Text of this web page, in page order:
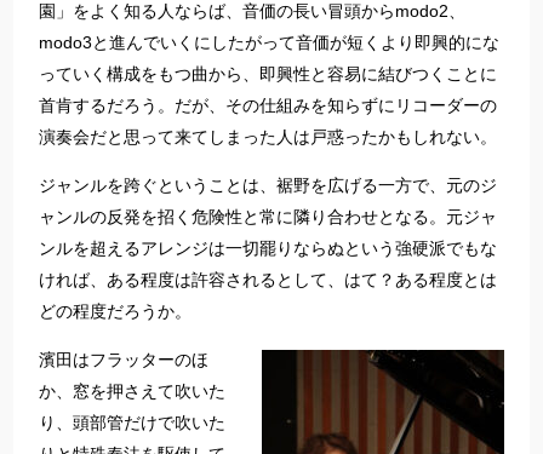
園」をよく知る人ならば、音価の長い冒頭からmodo2、
modo3と進んでいくにしたがって音価が短くより即興的にな
っていく構成をもつ曲から、即興性と容易に結びつくことに
首肯するだろう。だが、その仕組みを知らずにリコーダーの
演奏会だと思って来てしまった人は戸惑ったかもしれない。
ジャンルを跨ぐということは、裾野を広げる一方で、元のジ
ャンルの反発を招く危険性と常に隣り合わせとなる。元ジャ
ンルを超えるアレンジは一切罷りならぬという強硬派でもな
ければ、ある程度は許容されるとして、はて？ある程度とは
どの程度だろうか。
濱田はフラッターのほ
か、窓を押さえて吹いた
り、頭部管だけで吹いた